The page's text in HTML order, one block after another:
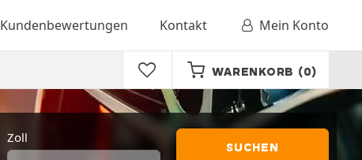
Kundenbewertungen Kontakt Mein Konto
WARENKORB (0)
Zoll
SUCHEN